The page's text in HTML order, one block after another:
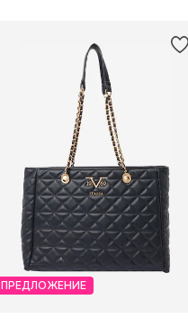
ПРЕДЛОЖЕНИЕ